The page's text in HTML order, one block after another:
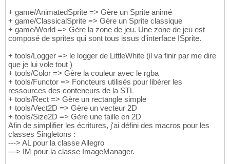
+ game/AnimatedSprite => Gère un Sprite animé
+ game/ClassicalSprite => Gère un Sprite classique
+ game/World => Gère la zone de jeu. Une zone de jeu est
composé de sprites qui sont tous issus d'interface ISprite.
+ tools/Logger => le logger de LittleWhite (il va finir par me dire
que je lui vole tout )
+ tools/Color => Gère la couleur avec le rgba
+ tools/Functor => Foncteurs utilisés pour libérer les
ressources des conteneurs de la STL
+ tools/Rect => Gère un rectangle simple
+ tools/Vect2D => Gère un vecteur 2D
+ tools/Size2D => Gère une taille en 2D
Afin de simplifier les écritures, j'ai défini des macros pour les
classes Singletons :
---> AL pour la classe Allegro
---> IM pour la classe ImageManager.